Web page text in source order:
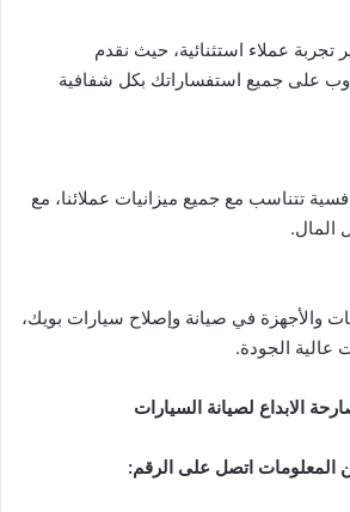
تجربة عملاء استثنائية، حيث نقدم
على جميع استفساراتك بكل شفافية
تتناسب مع جميع ميزانيات عملائنا، مع
المال.
والأجهزة في صيانة وإصلاح سيارات بويك،
الجودة.
الابداع لصيانة السيارات
المعلومات اتصل على الرقم: